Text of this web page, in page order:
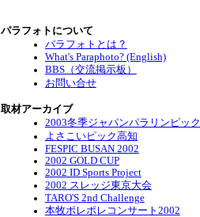
パラフォトについて
パラフォトとは？
What's Paraphoto? (English)
BBS（交流掲示板）
お問い合せ
取材アーカイブ
2003冬季ジャパンパラリンピック
よさこいピック高知
FESPIC BUSAN 2002
2002 GOLD CUP
2002 ID Sports Project
2002 スレッジ東京大会
TARO'S 2nd Challenge
本牧ポレポレコンサート2002